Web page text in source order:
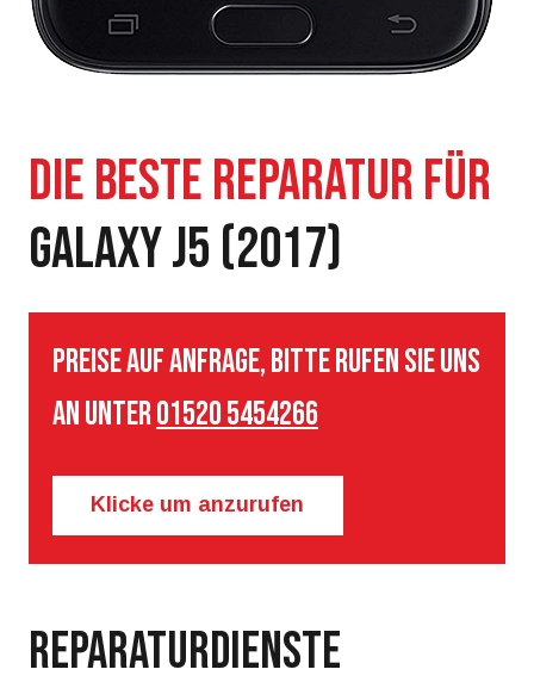
GALAXY J5 (2017)
Preise auf Anfrage, bitte rufen Sie uns
an unter01520 5454266
Klicke um anzurufen
Reparaturdienste